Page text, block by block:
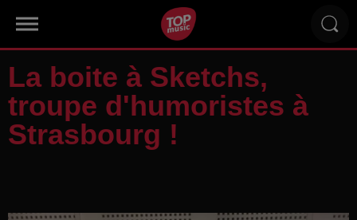
La boite à Sketchs,
troupe d'humoristes à
Strasbourg !